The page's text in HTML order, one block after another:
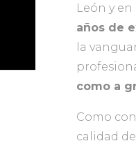
León y
años de
la
como a
Como
calidad